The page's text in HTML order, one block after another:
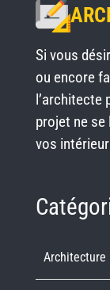
Si vous
ou encore
l’architecte
projet ne se
vos
Architecture